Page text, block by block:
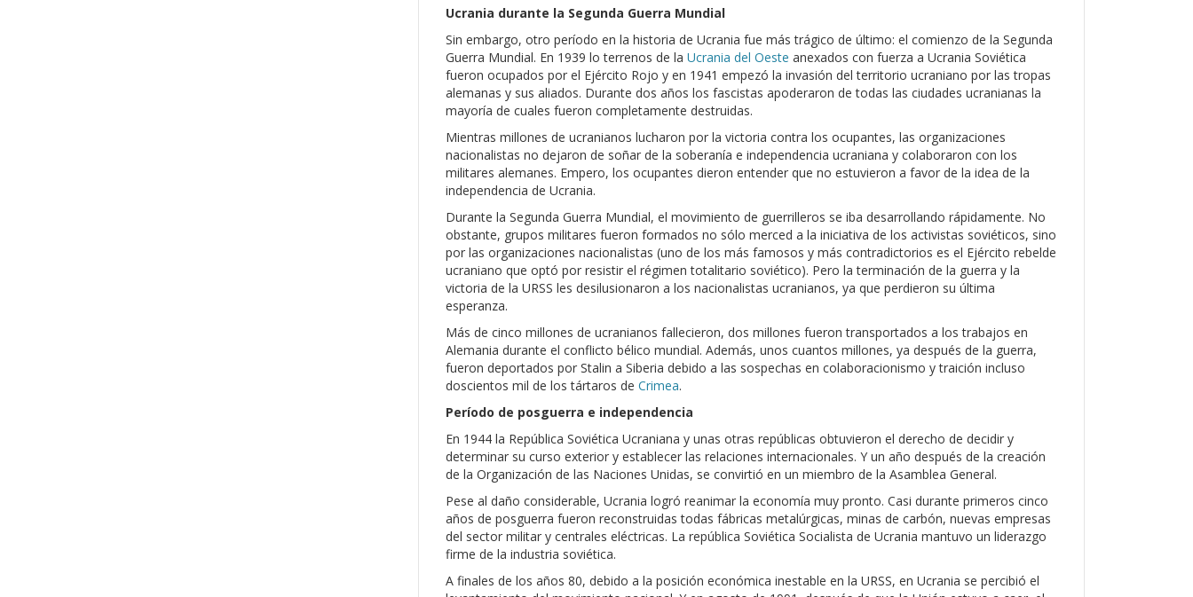
Ucrania durante la Segunda Guerra Mundial
Sin embargo, otro período en la historia de Ucrania fue más trágico de último: el comienzo de la Segunda
Guerra Mundial. En 1939 lo terrenos de la Ucrania del Oeste anexados con fuerza a Ucrania Soviética
fueron ocupados por el Ejército Rojo y en 1941 empezó la invasión del territorio ucraniano por las tropas
alemanas y sus aliados. Durante dos años los fascistas apoderaron de todas las ciudades ucranianas la
mayoría de cuales fueron completamente destruidas.
Mientras millones de ucranianos lucharon por la victoria contra los ocupantes, las organizaciones
nacionalistas no dejaron de soñar de la soberanía e independencia ucraniana y colaboraron con los
militares alemanes. Empero, los ocupantes dieron entender que no estuvieron a favor de la idea de la
independencia de Ucrania.
Durante la Segunda Guerra Mundial, el movimiento de guerrilleros se iba desarrollando rápidamente. No
obstante, grupos militares fueron formados no sólo merced a la iniciativa de los activistas soviéticos, sino
por las organizaciones nacionalistas (uno de los más famosos y más contradictorios es el Ejército rebelde
ucraniano que optó por resistir el régimen totalitario soviético). Pero la terminación de la guerra y la
victoria de la URSS les desilusionaron a los nacionalistas ucranianos, ya que perdieron su última
esperanza.
Más de cinco millones de ucranianos fallecieron, dos millones fueron transportados a los trabajos en
Alemania durante el conflicto bélico mundial. Además, unos cuantos millones, ya después de la guerra,
fueron deportados por Stalin a Siberia debido a las sospechas en colaboracionismo y traición incluso
doscientos mil de los tártaros de Crimea.
Período de posguerra e independencia
En 1944 la República Soviética Ucraniana y unas otras repúblicas obtuvieron el derecho de decidir y
determinar su curso exterior y establecer las relaciones internacionales. Y un año después de la creación
de la Organización de las Naciones Unidas, se convirtió en un miembro de la Asamblea General.
Pese al daño considerable, Ucrania logró reanimar la economía muy pronto. Casi durante primeros cinco
años de posguerra fueron reconstruidas todas fábricas metalúrgicas, minas de carbón, nuevas empresas
del sector militar y centrales eléctricas. La república Soviética Socialista de Ucrania mantuvo un liderazgo
firme de la industria soviética.
A finales de los años 80, debido a la posición económica inestable en la URSS, en Ucrania se percibió el